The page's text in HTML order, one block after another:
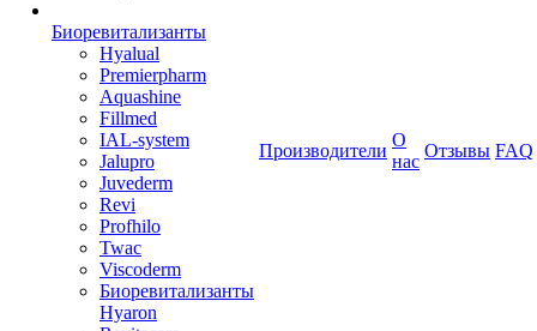
Биоревитализанты
Hyalual
Premierpharm
Aquashine
Fillmed
IAL-system
Jalupro
Juvederm
Revi
Profhilo
Twac
Viscoderm
Биоревитализанты
Hyaron
Производители
О
нас
Отзывы FAQ